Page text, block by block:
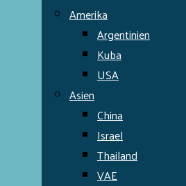
Amerika
Argentinien
Kuba
USA
Asien
China
Israel
Thailand
VAE